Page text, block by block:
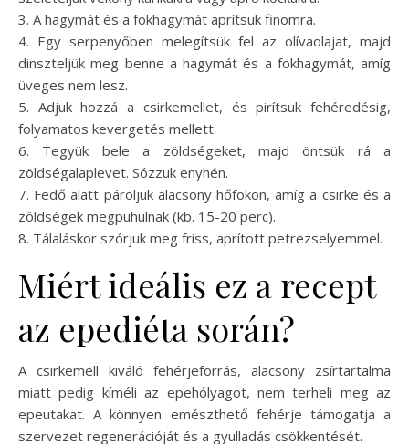
3. A hagymát és a fokhagymát aprítsuk finomra.
4. Egy serpenyőben melegítsük fel az olívaolajat, majd
dinszteljük meg benne a hagymát és a fokhagymát, amíg
üveges nem lesz.
5. Adjuk hozzá a csirkemellet, és pirítsuk fehéredésig,
folyamatos kevergetés mellett.
6. Tegyük bele a zöldségeket, majd öntsük rá a
zöldségalaplevet. Sózzuk enyhén.
7. Fedő alatt pároljuk alacsony hőfokon, amíg a csirke és a
zöldségek megpuhulnak (kb. 15-20 perc).
8. Tálaláskor szórjuk meg friss, aprított petrezselyemmel.
Miért ideális ez a recept
az epediéta során?
A csirkemell kiváló fehérjeforrás, alacsony zsírtartalma
miatt pedig kíméli az epehólyagot, nem terheli meg az
epeutakat. A könnyen emészthető fehérje támogatja a
szervezet regenerációját és a gyulladás csökkentését.